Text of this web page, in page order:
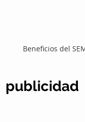
Beneficios del